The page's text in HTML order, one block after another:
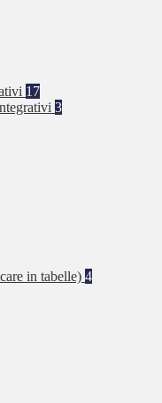
17
3
in tabelle) 4